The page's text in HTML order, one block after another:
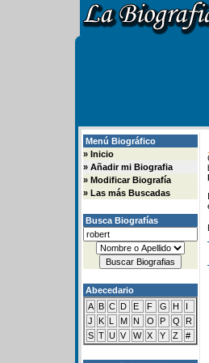
Menú Biográfico
» Inicio
» Añadir mi Biografia
» Modificar Biografía
» Las más Buscadas
Busca Biografías
Abecedario
A B C D E F G H
I
J
K L M N O P Q
R
S T U V W X Y Z #